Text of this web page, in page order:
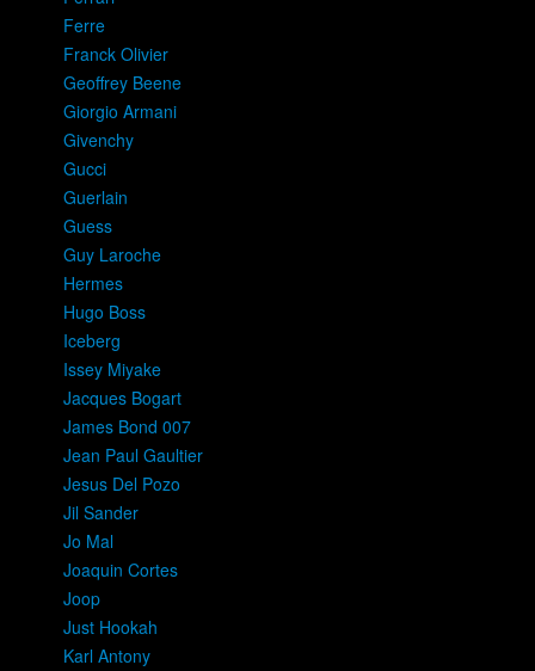
Ferre
Franck Olivier
Geoffrey Beene
Giorgio Armani
Givenchy
Gucci
Guerlain
Guess
Guy Laroche
Hermes
Hugo Boss
Iceberg
Issey Miyake
Jacques Bogart
James Bond 007
Jean Paul Gaultier
Jesus Del Pozo
Jil Sander
Jo Mal
Joaquin Cortes
Joop
Just Hookah
Karl Antony